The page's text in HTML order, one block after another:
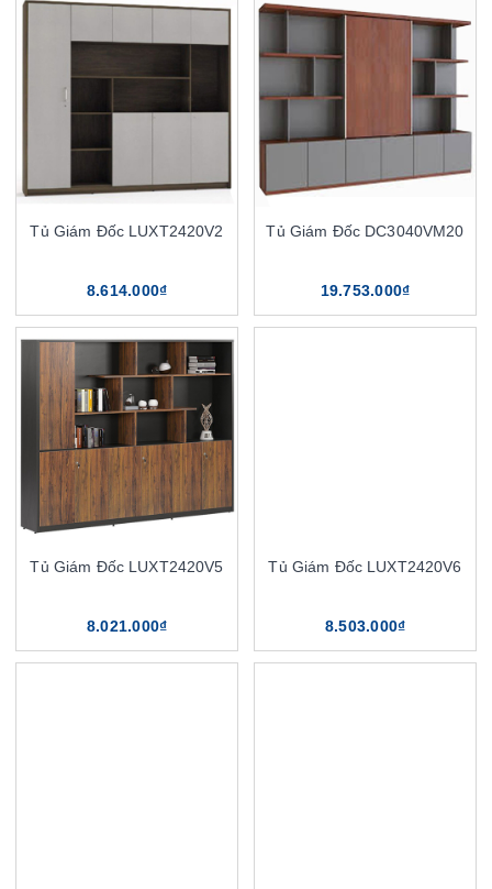
Tủ Giám Đốc LUXT2420V2
8.614.000₫
Tủ Giám Đốc DC3040VM20
19.753.000₫
Tủ Giám Đốc LUXT2420V5
8.021.000₫
Tủ Giám Đốc LUXT2420V6
8.503.000₫